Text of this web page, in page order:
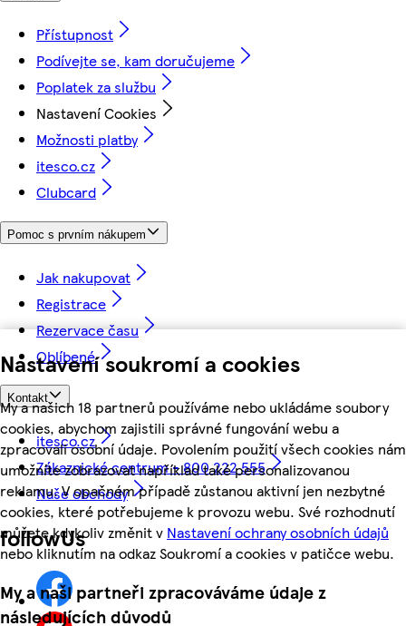
Nastavení soukromí a cookies
My a našich 18 partnerů používáme nebo ukládáme soubory
cookies, abychom zajistili správné fungování webu a
zpracovali osobní údaje. Povolením použití všech cookies nám
umožníte zobrazovat například také personalizovanou
reklamu. V opačném případě zůstanou aktivní jen nezbytné
cookies, které potřebujeme k provozu webu. Své rozhodnutí
můžete kdykoliv změnit v Nastavení ochrany osobních údajů
nebo kliknutím na odkaz Soukromí a cookies v patičce webu.
My a naši partneři zpracováváme údaje z
následujících důvodů
Přístupnost
Podívejte se, kam doručujeme
Poplatek za službu
Nastavení Cookies
Možnosti platby
itesco.cz
Clubcard
Pomoc s prvním nákupem
Jak nakupovat
Registrace
Rezervace času
Oblíbené
Kontakt
itesco.cz
Zákaznické centrum - 800 222 555
Naše obchody
followUs